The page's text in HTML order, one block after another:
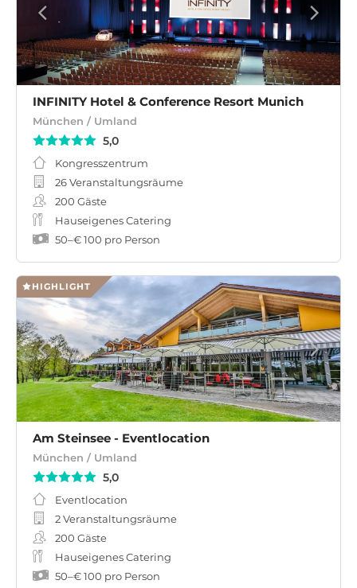
INFINITY Hotel & Conference Resort Munich
München / Umland
5,0
Kongresszentrum
26 Veranstaltungsräume
200 Gäste
Hauseigenes Catering
50–€ 100 pro Person
HIGHLIGHT
Am Steinsee - Eventlocation
München / Umland
5,0
Eventlocation
2 Veranstaltungsräume
200 Gäste
Hauseigenes Catering
50–€ 100 pro Person